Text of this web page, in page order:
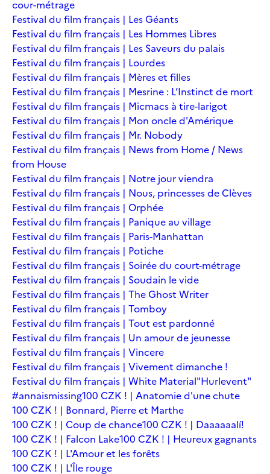
cour-métrage
Festival du film français | Les Géants
Festival du film français | Les Hommes Libres
Festival du film français | Les Saveurs du palais
Festival du film français | Lourdes
Festival du film français | Mères et filles
Festival du film français | Mesrine : L’Instinct de mort
Festival du film français | Micmacs à tire-larigot
Festival du film français | Mon oncle d'Amérique
Festival du film français | Mr. Nobody
Festival du film français | News from Home / News
from House
Festival du film français | Notre jour viendra
Festival du film français | Nous, princesses de Clèves
Festival du film français | Orphée
Festival du film français | Panique au village
Festival du film français | Paris-Manhattan
Festival du film français | Potiche
Festival du film français | Soirée du court-métrage
Festival du film français | Soudain le vide
Festival du film français | The Ghost Writer
Festival du film français | Tomboy
Festival du film français | Tout est pardonné
Festival du film français | Un amour de jeunesse
Festival du film français | Vincere
Festival du film français | Vivement dimanche !
Festival du film français | White Material"Hurlevent"
#annaismissing100 CZK ! | Anatomie d'une chute
100 CZK ! | Bonnard, Pierre et Marthe
100 CZK ! | Coup de chance100 CZK ! | Daaaaaalí!
100 CZK ! | Falcon Lake100 CZK ! | Heureux gagnants
100 CZK ! | L'Amour et les forêts
100 CZK ! | L'Île rouge